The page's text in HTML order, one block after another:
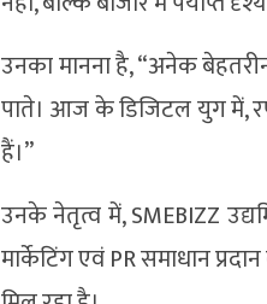
उनका मानना है, “अनेक
पाते। आज के डिजिटल युग में,
हैं।”
उनके नेतृत्व में, SMEBIZZ
मार्केटिंग एवं PR समाधान